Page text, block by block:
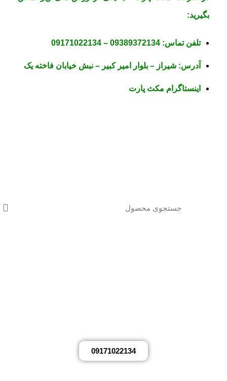
بگیرید:
تلفن تماس: 09389372134
–
09171022134
آدرس: شیراز – بلوار امیر کبیر – نبش خیابان فاخته یک
اینستاگرام مکث پارت
09171022134